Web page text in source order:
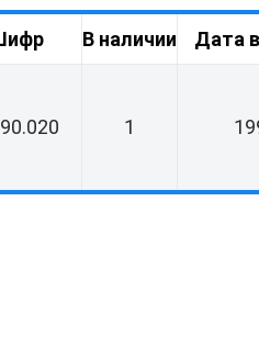
В наличии Дата
1